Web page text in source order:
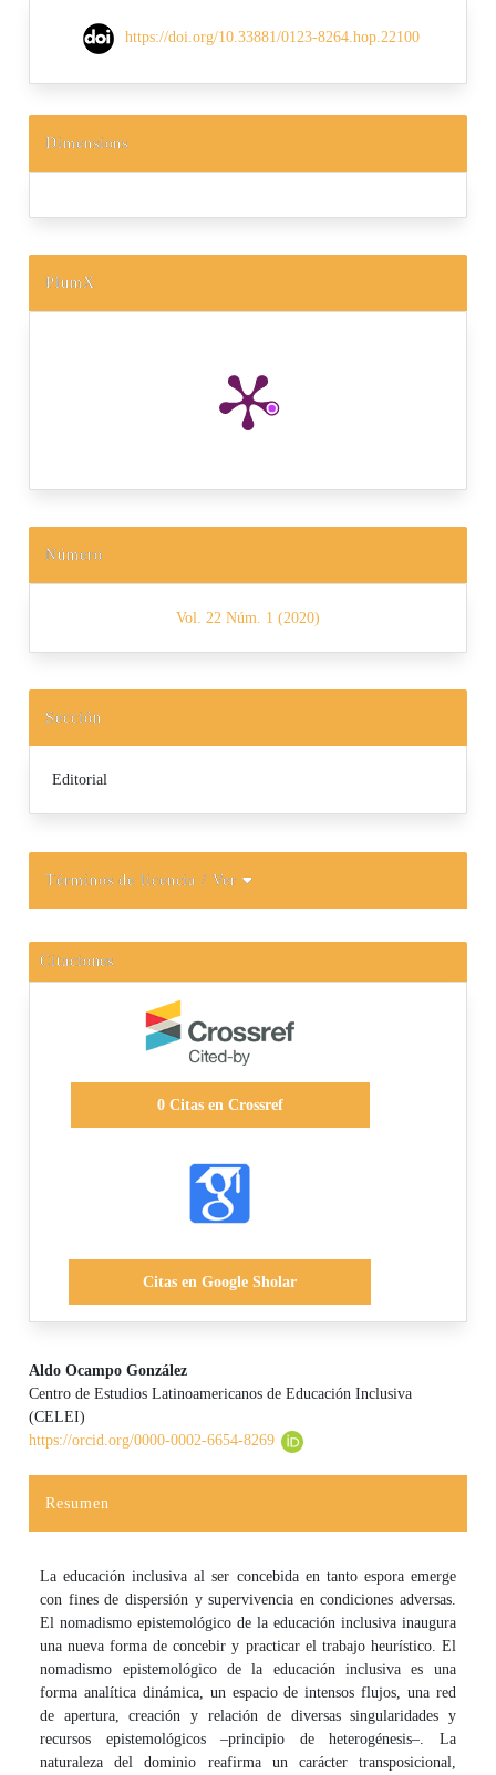
https://doi.org/10.33881/0123-8264.hop.22100
Dimensions
PlumX
Número
Vol. 22 Núm. 1 (2020)
Sección
Editorial
Términos de licencia/ Ver
Citaciones
0Citas en Crossref
Citas en Google Sholar
Contenido principal del artículo
Aldo Ocampo González
Centro de Estudios Latinoamericanos de Educación Inclusiva
(CELEI)
https://orcid.org/0000-0002-6654-8269
Resumen
La educación inclusiva al ser concebida en tanto espora emerge
con fines de dispersión y supervivencia en condiciones adversas.
El nomadismo epistemológico de la educación inclusiva inaugura
una nueva forma de concebir y practicar el trabajo heurístico. El
nomadismo epistemológico de la educación inclusiva es una
forma analítica dinámica, un espacio de intensos flujos, una red
de apertura, creación y relación de diversas singularidades y
recursos epistemológicos –principio de heterogénesis–. La
naturaleza del dominio reafirma un carácter transposicional,